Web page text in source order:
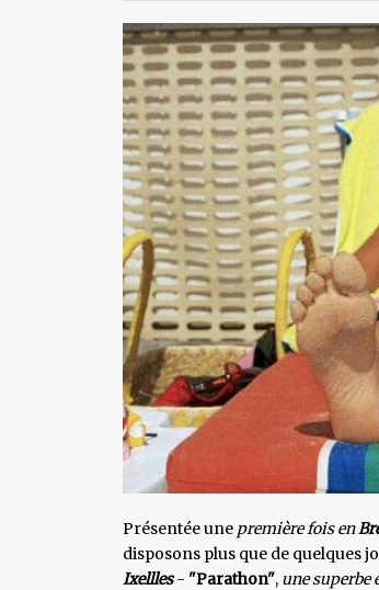
Présentée une première fois en
disposons plus que de quelques
Ixellles - "Parathon", une